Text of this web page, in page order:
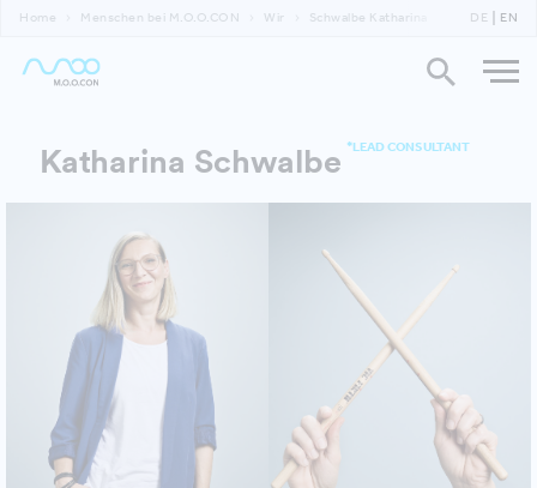
Home Menschen bei M.O.O.CON Wir Schwalbe Katharina DE EN
Katharina Schwalbe *LEAD CONSULTANT